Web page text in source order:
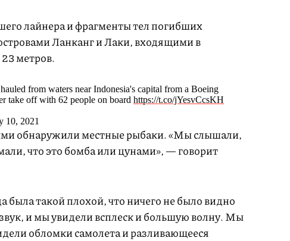
лайнера и фрагменты тел погибших
Ланканг и Лаки, входящими в
метров.
from waters near Indonesia's capital from a Boeing
take off with 62 people on board https://t.co/jYesvCcsKH
10, 2021
обнаружили местные рыбаки. «Мы слышали,
что это бомба или цунами», — говорит
такой плохой, что ничего не было видно
и мы увидели всплеск и большую волну. Мы
обломки самолета и разливающееся